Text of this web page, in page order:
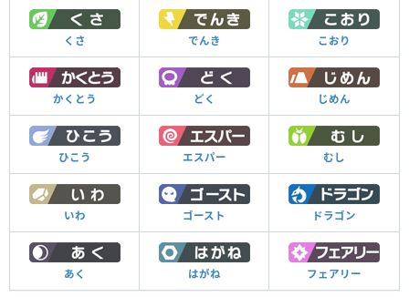
くさ でんき こおり
かくとう どく じめん
ひこう エスパー むし
いわ ゴースト ドラゴン
あく はがね フェアリー